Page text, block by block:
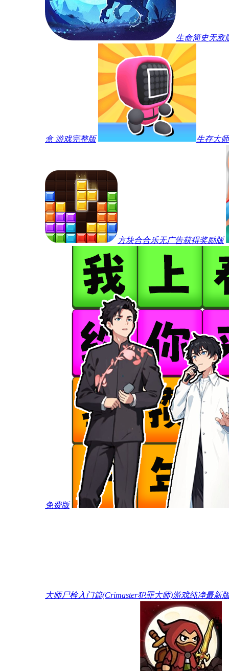
生命简史无敌
盒 游戏完整版 生存大
方块合合乐无广告获得奖励版
免费版
大师尸检入门篇(Crimaster犯罪大师)游戏纯净最新